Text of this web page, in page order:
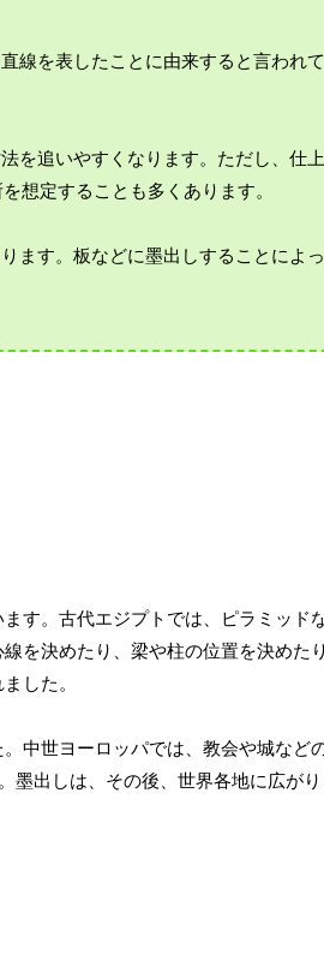
線を表したことに由来すると言われ
を追いやすくなります。ただし、仕
想定することも多くあります。
ます。板などに墨出しすることによ
す。古代エジプトでは、ピラミッド
を決めたり、梁や柱の位置を決めた
した。
中世ヨーロッパでは、教会や城など
墨出しは、その後、世界各地に広が